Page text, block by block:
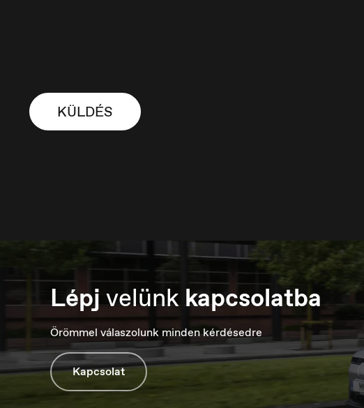
Luxembourg
Français
Macedonia
KÜLDÉS
Lépjvelünk kapcsolatba
Örömmel válaszolunk minden kérdésedre
Kapcsolat